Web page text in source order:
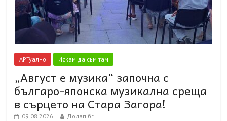
АРТуално Искам да съм там
„Август е музика“ започна с
българо-японска музикална среща
в сърцето на Стара Загора!
09.08.2026 Долап.бг